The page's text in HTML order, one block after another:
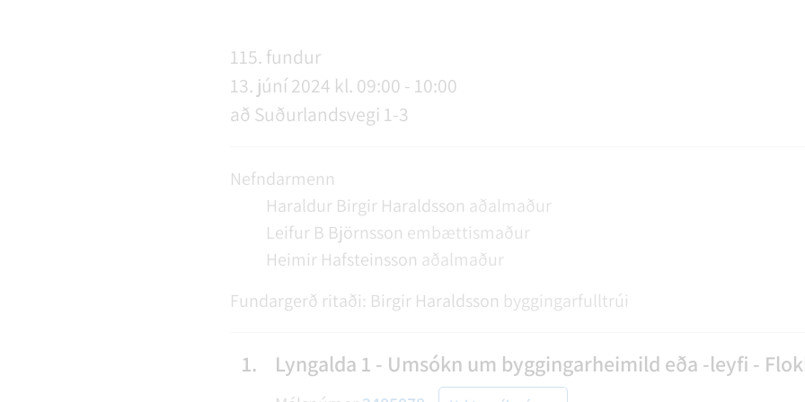
STARFSFÓLK RANGÁRÞINGS YTRA
115. fundur
13. júní 2024 kl. 09:00 - 10:00
að Suðurlandsvegi 1-3
Nefndarmenn
Haraldur Birgir Haraldsson aðalmaður
Leifur B Björnsson embættismaður
Heimir Hafsteinsson aðalmaður
Fundargerð ritaði: Birgir Haraldsson byggingarfulltrúi
1. Lyngalda 1 - Umsókn um byggingarheimild eða -leyfi -